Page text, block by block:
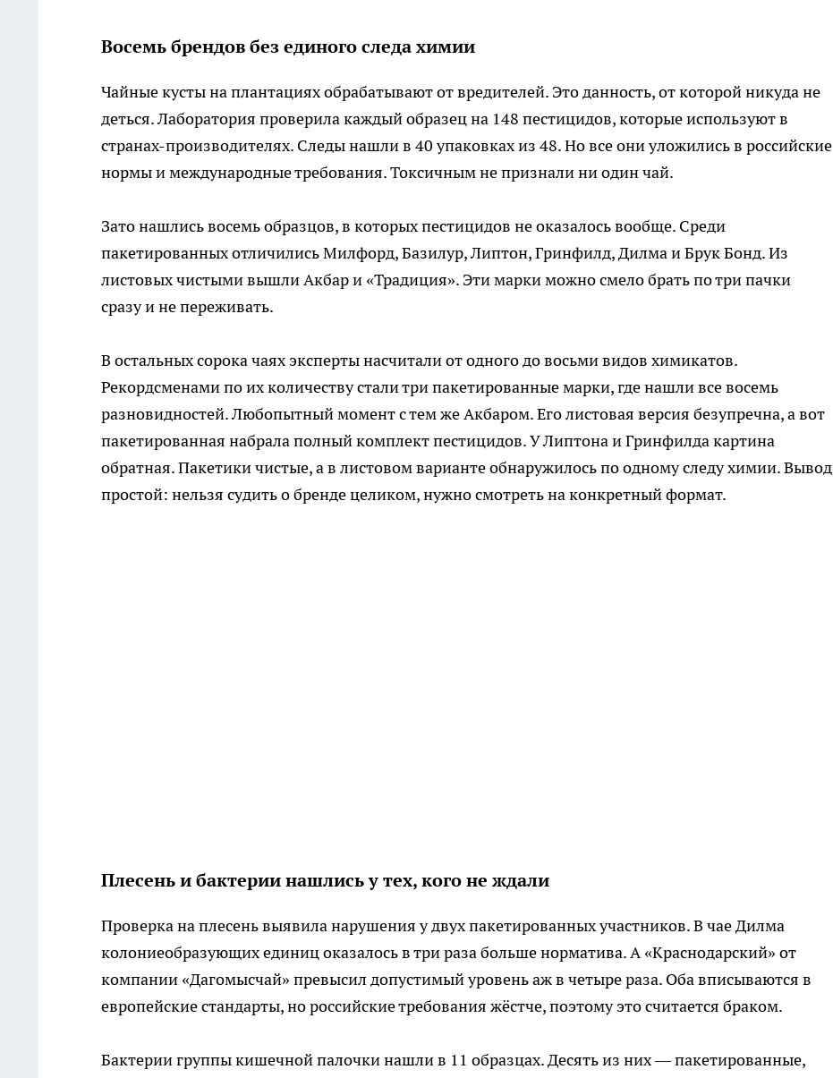
Восемь брендов без единого следа химии
Чайные кусты на плантациях обрабатывают от вредителей. Это данность, от которой никуда не
деться. Лаборатория проверила каждый образец на 148 пестицидов, которые используют в
странах-производителях. Следы нашли в 40 упаковках из 48. Но все они уложились в российские
нормы и международные требования. Токсичным не признали ни один чай.
Зато нашлись восемь образцов, в которых пестицидов не оказалось вообще. Среди
пакетированных отличились Милфорд, Базилур, Липтон, Гринфилд, Дилма и Брук Бонд. Из
листовых чистыми вышли Акбар и «Традиция». Эти марки можно смело брать по три пачки
сразу и не переживать.
В остальных сорока чаях эксперты насчитали от одного до восьми видов химикатов.
Рекордсменами по их количеству стали три пакетированные марки, где нашли все восемь
разновидностей. Любопытный момент с тем же Акбаром. Его листовая версия безупречна, а вот
пакетированная набрала полный комплект пестицидов. У Липтона и Гринфилда картина
обратная. Пакетики чистые, а в листовом варианте обнаружилось по одному следу химии. Вывод
простой: нельзя судить о бренде целиком, нужно смотреть на конкретный формат.
Плесень и бактерии нашлись у тех, кого не ждали
Проверка на плесень выявила нарушения у двух пакетированных участников. В чае Дилма
колониеобразующих единиц оказалось в три раза больше норматива. А «Краснодарский» от
компании «Дагомысчай» превысил допустимый уровень аж в четыре раза. Оба вписываются в
европейские стандарты, но российские требования жёстче, поэтому это считается браком.
Бактерии группы кишечной палочки нашли в 11 образцах. Десять из них — пакетированные,